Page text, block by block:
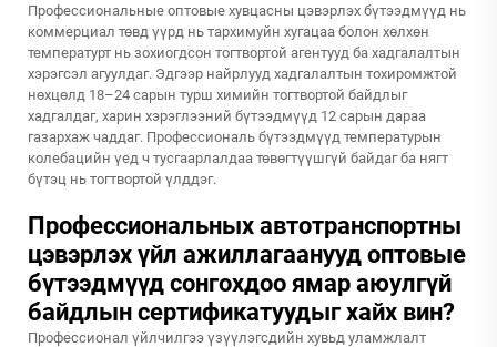
Профессиональные оптовые хувцасны цэвэрлэх бүтээдмүүд нь
коммерциал төвд үүрд нь тархимуйн хугацаа болон хөлхөн
температурт нь зохиогдсон тогтвортой агентууд ба хадгалалтын
хэрэгсэл агуулдаг. Эдгээр найрлууд хадгалалтын тохиромжтой
нөхцөлд 18–24 сарын турш химийн тогтвортой байдлыг
хадгалдаг, харин хэрэглээний бүтээдмүүд 12 сарын дараа
газархаж чаддаг. Профессиональ бүтээдмүүд температурын
колебацийн үед ч тусгаарлалдаа төвөгтүүшгүй байдаг ба нягт
бүтэц нь тогтвортой үлддэг.
Профессиональных автотранспортны
цэвэрлэх үйл ажиллагаанууд оптовые
бүтээдмүүд сонгохдоо ямар аюулгүй
байдлын сертификатуудыг хайх вин?
Профессионал үйлчилгээ үзүүлэгсдийн хувьд уламжлалт